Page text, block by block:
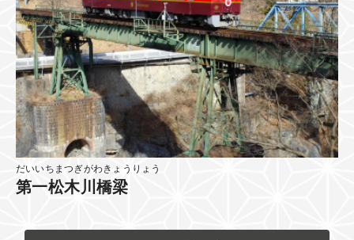
だいいちまつぎがわきょうりょう
第一松木川橋梁